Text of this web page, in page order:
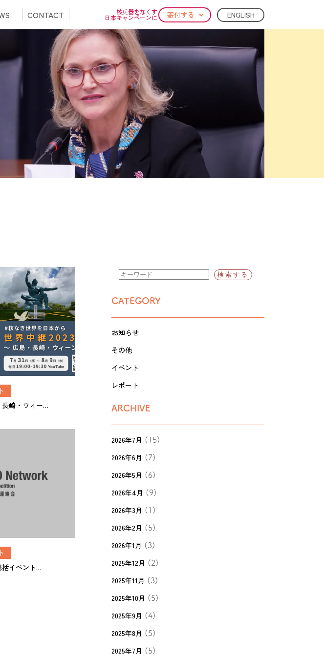
CONTACT 核兵器をなくす
日本キャンペーンに 寄付する ENGLISH
長崎・ウィー…
括イベント…
CATEGORY
お知らせ
その他
イベント
レポート
ARCHIVE
2026年7月 (15)
2026年6月 (7)
2026年5月 (6)
2026年4月 (9)
2026年3月 (1)
2026年2月 (5)
2026年1月 (3)
2025年12月 (2)
2025年11月 (3)
2025年10月 (5)
2025年9月 (4)
2025年8月 (5)
2025年7月 (5)